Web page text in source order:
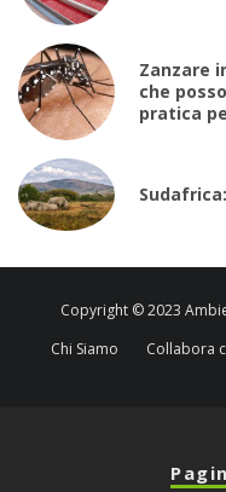
Zanzare
che
pratica
Copyright © 2023
Chi Siamo
Collabora